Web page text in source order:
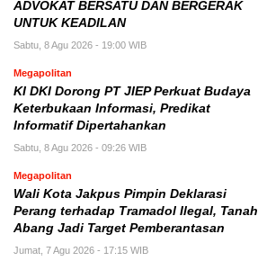
ADVOKAT BERSATU DAN BERGERAK
UNTUK KEADILAN
Sabtu, 8 Agu 2026 - 19:00 WIB
Megapolitan
KI DKI Dorong PT JIEP Perkuat Budaya
Keterbukaan Informasi, Predikat
Informatif Dipertahankan
Sabtu, 8 Agu 2026 - 09:26 WIB
Megapolitan
Wali Kota Jakpus Pimpin Deklarasi
Perang terhadap Tramadol Ilegal, Tanah
Abang Jadi Target Pemberantasan
Jumat, 7 Agu 2026 - 17:15 WIB